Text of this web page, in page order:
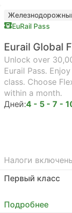
EuRail Pass
Eurail Global
Unlock over
Eurail Pass.
class. Choose
within a month.
Дней:4 - 5 - 7 -
Налоги
Первый класс
Подробнее